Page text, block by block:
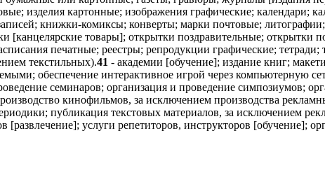
изделия картонные; изображения графические; календари;
книжки-комиксы; конверты; марки почтовые;
[канцелярские товары]; открытки поздравительные; открытки
печатные; реестры; репродукции графические;
текстильных).41 - академии [обучение]; издание книг;
обеспечение интерактивное игрой через компьютерную
семинаров; организация и проведение симпозиумов;
кинофильмов, за исключением производства
публикация текстовых материалов, за исключением
услуги репетиторов, инструкторов [обучение];